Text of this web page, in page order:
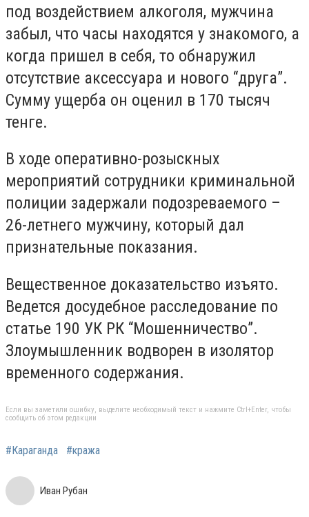
под воздействием алкоголя, мужчина
забыл, что часы находятся у знакомого, а
когда пришел в себя, то обнаружил
отсутствие аксессуара и нового “друга”.
Сумму ущерба он оценил в 170 тысяч
тенге.
В ходе оперативно-розыскных
мероприятий сотрудники криминальной
полиции задержали подозреваемого –
26-летнего мужчину, который дал
признательные показания.
Вещественное доказательство изъято.
Ведется досудебное расследование по
статье 190 УК РК “Мошенничество”.
Злоумышленник водворен в изолятор
временного содержания.
Если вы заметили ошибку, выделите необходимый текст и нажмите Ctrl+Enter, чтобы
сообщить об этом редакции
#Караганда #кража
Иван Рубан